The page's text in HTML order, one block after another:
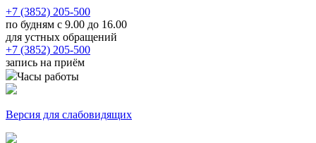
+7 (3852) 205-500
по будням с 9.00 до 16.00
для устных обращений
+7 (3852) 205-500
запись на приём
Часы работы
Версия для слабовидящих